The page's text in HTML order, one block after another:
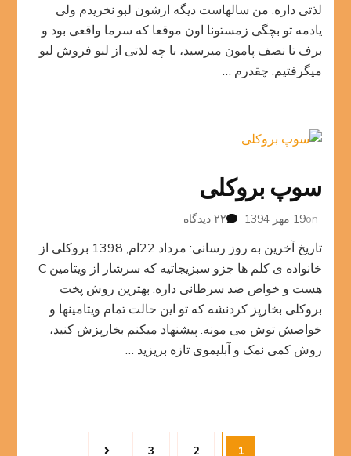
لذتی داره. من سالهاست دیگه ازشون لبو نخریدم ولی
یادمه تو بچگی زمستونا اون موقعا که سرما واقعی بود و
برف تا نصف پامون میرسید، با چه لذتی از لبو فروش لبو
میگرفتیم. چقدرم …
سوپ بروکلی
on19 مهر 1394 ۲۲ دیدگاه
بروکلی
تاریخ آخرین به روز رسانی: مرداد 22ام, 1398 بروکلی از
خانواده ی کلم ها جزو سبزیجاتیه که سرشار از ویتامین C
هست و خواص ضد سرطانی داره. بهترین روش پخت
بروکلی بخارپز کردنشه که تو این حالت تمام ویتامینها و
خواصش توش می مونه. پیشنهاد میکنم بخارپزش کنید،
روش کمی نمک و آبلیموی تازه بریزید …
صفحه‌بندیPage
1
Page
2
Page
3